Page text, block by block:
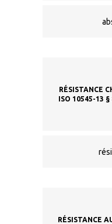
RÉSISTANCE
ISO 10545-13 §
RÉSISTANCE